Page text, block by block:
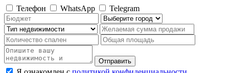
Телефон WhatsApp Telegram
Отправить